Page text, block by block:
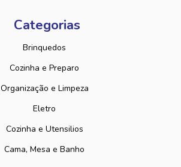
Categorias
Brinquedos
Cozinha e Preparo
Organização e Limpeza
Eletro
Cozinha e Utensilios
Cama, Mesa e Banho